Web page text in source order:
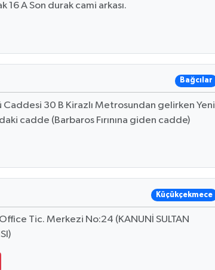
16 A Son durak cami arkası.
Bağcılar
30 B Kirazlı Metrosundan gelirken Yeni
cadde (Barbaros Fırınına giden cadde)
Küçükçekmece
Tic. Merkezi No:24 (KANUNİ SULTAN